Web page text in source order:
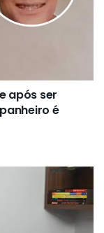
após ser
é